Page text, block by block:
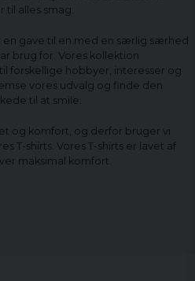
til alles smag.
gave til en med en særlig særhed
brug for. Vores kollektion
forskellige hobbyer, interesser og
vores udvalg og finde den
til at smile.
og komfort, og derfor bruger vi
T-shirts. Vores T-shirts er lavet af
maksimal komfort.